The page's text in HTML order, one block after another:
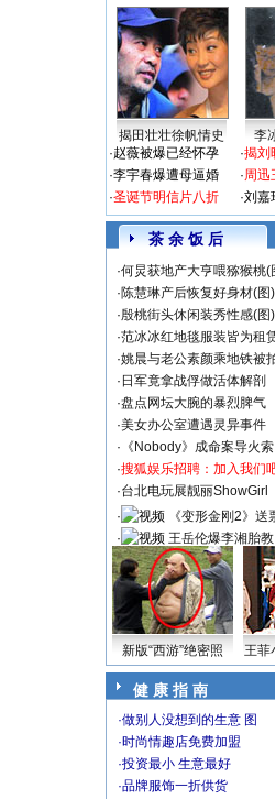
揭田壮壮徐帆情史 李
·赵薇被爆已经怀孕
·李宇春爆遭母逼婚
·圣诞节明信片八折
·揭刘
·周迅
·刘嘉
茶 余 饭 后
·何炅获地产大亨喂猕猴桃(
·陈慧琳产后恢复好身材(图)
·殷桃街头休闲装秀性感(图)
·范冰冰红地毯服装皆为租
·姚晨与老公素颜乘地铁被
· 日军竟拿战俘做活体解剖
·盘点网坛大腕的暴烈脾气
·美女办公室遭遇灵异事件
· 《Nobody》成命案导火索
·搜狐娱乐招聘：加入我们
·台北电玩展靓丽ShowGirl
·
《变形金刚2》送
·
王岳伦爆李湘胎教
新版“西游”绝密照 王菲
健 康 指 南
·做别人没想到的生意 图
·时尚情趣店免费加盟
·投资最小 生意最好
·品牌服饰一折供货